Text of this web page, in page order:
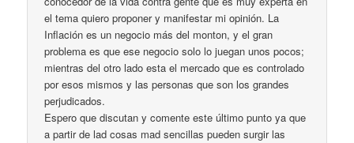
el tema quiero proponer y manifestar mi opinión. La
Inflación es un negocio más del monton, y el gran
problema es que ese negocio solo lo juegan unos pocos;
mientras del otro lado esta el mercado que es controlado
por esos mismos y las personas que son los grandes
perjudicados.
Espero que discutan y comente este último punto ya que
a partir de lad cosas mad sencillas pueden surgir las